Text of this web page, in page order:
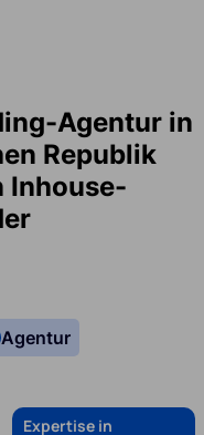
Agentur in
Republik
Inhouse-
Agentur
Expertise in